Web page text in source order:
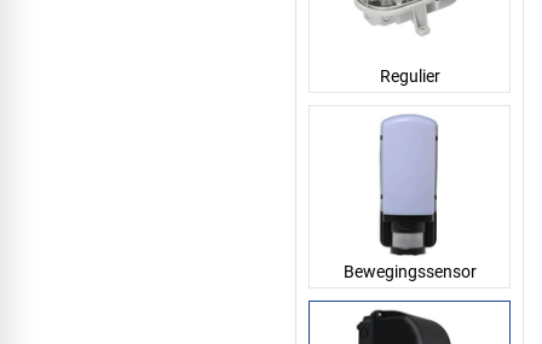
Regulier
Bewegingssensor